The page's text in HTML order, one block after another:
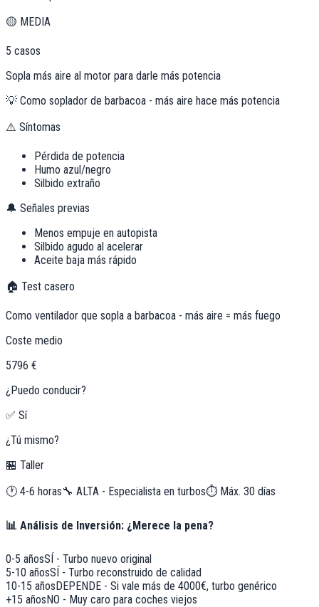
🟡 MEDIA
5 casos
Sopla más aire al motor para darle más potencia
💡 Como soplador de barbacoa - más aire hace más potencia
⚠️ Síntomas
Pérdida de potencia
Humo azul/negro
Silbido extraño
🔔 Señales previas
Menos empuje en autopista
Silbido agudo al acelerar
Aceite baja más rápido
🏠 Test casero
Como ventilador que sopla a barbacoa - más aire = más fuego
Coste medio
5796 €
¿Puedo conducir?
✅ Sí
¿Tú mismo?
🏪 Taller
🕐 4-6 horas🔧 ALTA - Especialista en turbos⏱️ Máx. 30 días
📊 Análisis de Inversión: ¿Merece la pena?
0-5 añosSÍ - Turbo nuevo original
5-10 añosSÍ - Turbo reconstruido de calidad
10-15 añosDEPENDE - Si vale más de 4000€, turbo genérico
+15 añosNO - Muy caro para coches viejos